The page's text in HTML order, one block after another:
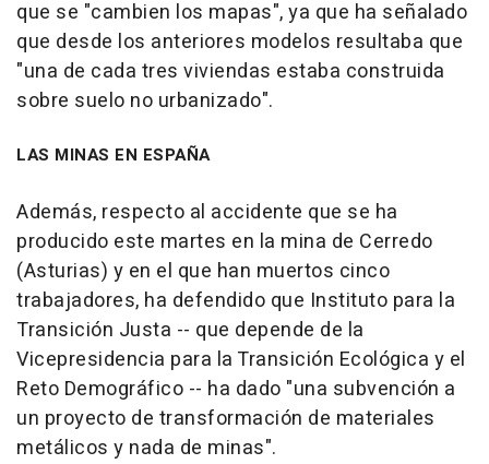
que se "cambien los mapas", ya que ha señalado
que desde los anteriores modelos resultaba que
"una de cada tres viviendas estaba construida
sobre suelo no urbanizado".
LAS MINAS EN ESPAÑA
Además, respecto al accidente que se ha
producido este martes en la mina de Cerredo
(Asturias) y en el que han muertos cinco
trabajadores, ha defendido que Instituto para la
Transición Justa -- que depende de la
Vicepresidencia para la Transición Ecológica y el
Reto Demográfico -- ha dado "una subvención a
un proyecto de transformación de materiales
metálicos y nada de minas".